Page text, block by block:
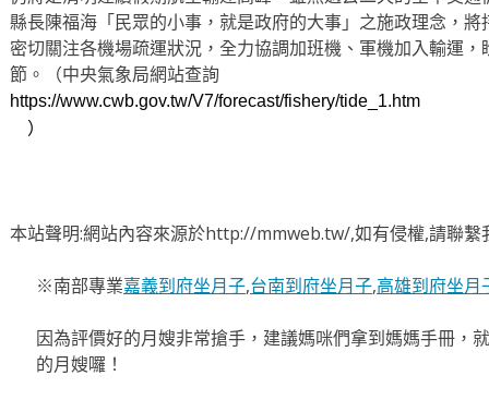
縣長陳福海「民眾的小事，就是政府的大事」之施政理念，
密切關注各機場疏運狀況，全力協調加班機、軍機加入輸運
節。（中央氣象局網站查詢
https://www.cwb.gov.tw/V7/forecast/fishery/tide_1.htm
）
本站聲明:網站內容來源於http://mmweb.tw/,如有侵權,請聯繫
※南部專業嘉義到府坐月子,台南到府坐月子,高雄到府坐月
因為評價好的月嫂非常搶手，建議媽咪們拿到媽媽手冊，
的月嫂囉！